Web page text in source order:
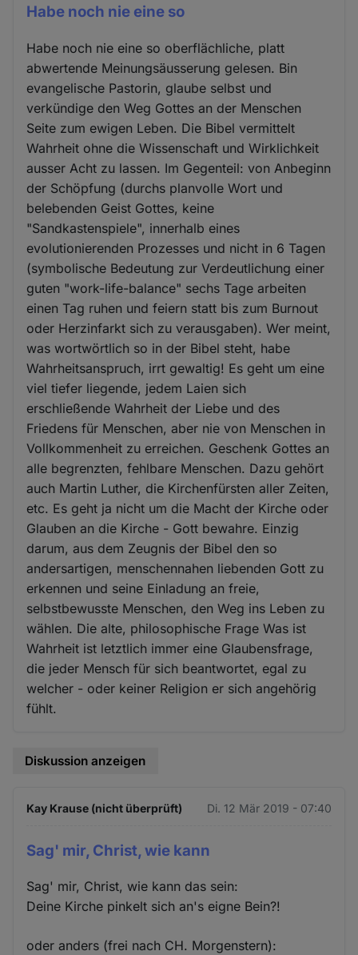
Habe noch nie eine so
Habe noch nie eine so oberflächliche, platt
abwertende Meinungsäusserung gelesen. Bin
evangelische Pastorin, glaube selbst und
verkündige den Weg Gottes an der Menschen
Seite zum ewigen Leben. Die Bibel vermittelt
Wahrheit ohne die Wissenschaft und Wirklichkeit
ausser Acht zu lassen. Im Gegenteil: von Anbeginn
der Schöpfung (durchs planvolle Wort und
belebenden Geist Gottes, keine
"Sandkastenspiele", innerhalb eines
evolutionierenden Prozesses und nicht in 6 Tagen
(symbolische Bedeutung zur Verdeutlichung einer
guten "work-life-balance" sechs Tage arbeiten
einen Tag ruhen und feiern statt bis zum Burnout
oder Herzinfarkt sich zu verausgaben). Wer meint,
was wortwörtlich so in der Bibel steht, habe
Wahrheitsanspruch, irrt gewaltig! Es geht um eine
viel tiefer liegende, jedem Laien sich
erschließende Wahrheit der Liebe und des
Friedens für Menschen, aber nie von Menschen in
Vollkommenheit zu erreichen. Geschenk Gottes an
alle begrenzten, fehlbare Menschen. Dazu gehört
auch Martin Luther, die Kirchenfürsten aller Zeiten,
etc. Es geht ja nicht um die Macht der Kirche oder
Glauben an die Kirche - Gott bewahre. Einzig
darum, aus dem Zeugnis der Bibel den so
andersartigen, menschennahen liebenden Gott zu
erkennen und seine Einladung an freie,
selbstbewusste Menschen, den Weg ins Leben zu
wählen. Die alte, philosophische Frage Was ist
Wahrheit ist letztlich immer eine Glaubensfrage,
die jeder Mensch für sich beantwortet, egal zu
welcher - oder keiner Religion er sich angehörig
fühlt.
Diskussion anzeigen
Kay Krause (nicht überprüft) Di. 12 Mär 2019 - 07:40
Sag' mir, Christ, wie kann
Sag' mir, Christ, wie kann das sein:
Deine Kirche pinkelt sich an's eigne Bein?!
oder anders (frei nach CH. Morgenstern):